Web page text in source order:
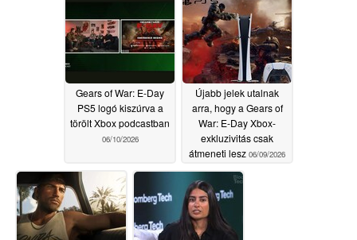
Xbox-exkluzív
játékokra06/12/2026
Gears of War: E-Day
PS5 logó kiszúrva a
törölt Xbox podcastban
06/10/2026
Újabb jelek utalnak
arra, hogy a Gears of
War: E-Day Xbox-
exkluzivitás csak
átmeneti lesz 06/09/2026